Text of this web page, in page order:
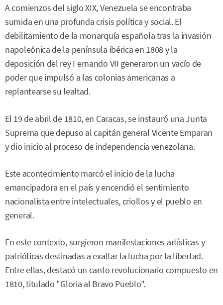
A comienzos del siglo XIX, Venezuela se encontraba
sumida en una profunda crisis política y social. El
debilitamiento de la monarquía española tras la invasión
napoleónica de la península ibérica en 1808 y la
deposición del rey Fernando VII generaron un vacío de
poder que impulsó a las colonias americanas a
replantearse su lealtad.
El 19 de abril de 1810, en Caracas, se instauró una Junta
Suprema que depuso al capitán general Vicente Emparan
y dio inicio al proceso de independencia venezolana.
Este acontecimiento marcó el inicio de la lucha
emancipadora en el país y encendió el sentimiento
nacionalista entre intelectuales, criollos y el pueblo en
general.
En este contexto, surgieron manifestaciones artísticas y
patrióticas destinadas a exaltar la lucha por la libertad.
Entre ellas, destacó un canto revolucionario compuesto en
1810, titulado "Gloria al Bravo Pueblo".